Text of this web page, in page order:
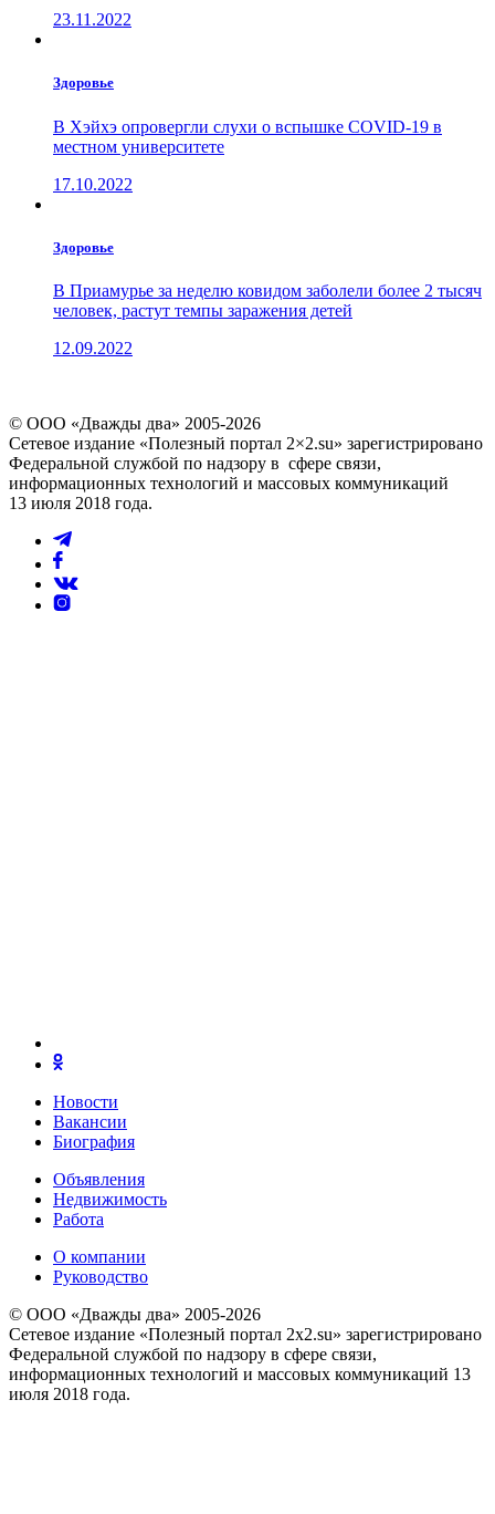
23.11.2022
Здоровье
В Хэйхэ опровергли слухи о вспышке COVID-19 в
местном университете
17.10.2022
Здоровье
В Приамурье за неделю ковидом заболели более 2 тысяч
человек, растут темпы заражения детей
12.09.2022
© ООО «Дважды два» 2005-2026
Сетевое издание «Полезный портал 2×2.su» зарегистрировано
Федеральной службой по надзору в сфере связи,
информационных технологий и массовых коммуникаций
13 июля 2018 года.
Новости
Вакансии
Биография
Объявления
Недвижимость
Работа
О компании
Руководство
© ООО «Дважды два» 2005-2026
Сетевое издание «Полезный портал 2x2.su» зарегистрировано
Федеральной службой по надзору в сфере связи,
информационных технологий и массовых коммуникаций 13
июля 2018 года.